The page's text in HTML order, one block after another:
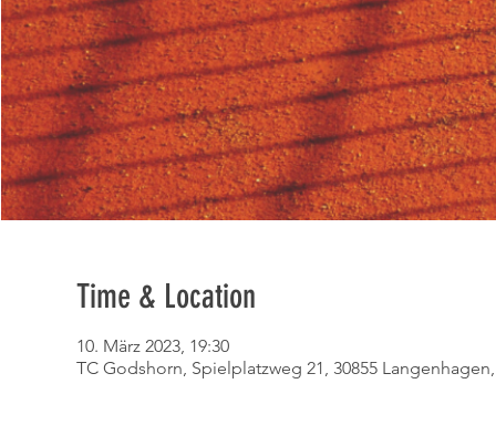
Time & Location
10. März 2023, 19:30
TC Godshorn, Spielplatzweg 21, 30855